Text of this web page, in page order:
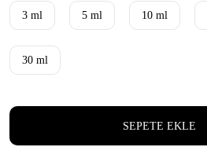
3 ml 5 ml 10 ml
30 ml
SEPETE EKLE